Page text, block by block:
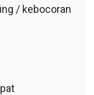
/ kebocoran